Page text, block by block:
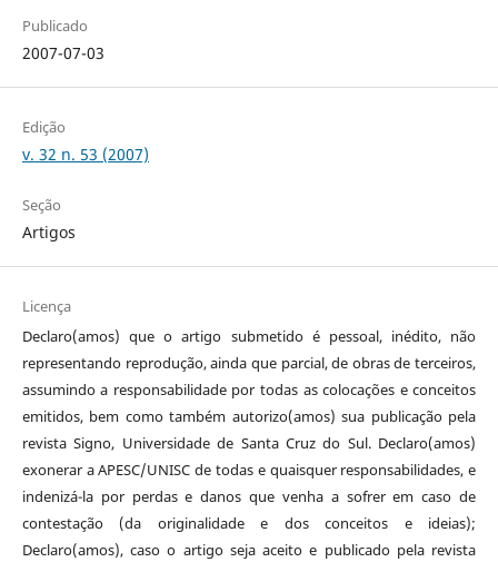
Publicado
2007-07-03
Edição
v. 32 n. 53 (2007)
Seção
Artigos
Licença
Declaro(amos) que o artigo submetido é pessoal, inédito, não
representando reprodução, ainda que parcial, de obras de terceiros,
assumindo a responsabilidade por todas as colocações e conceitos
emitidos, bem como também autorizo(amos) sua publicação pela
revista Signo, Universidade de Santa Cruz do Sul. Declaro(amos)
exonerar a APESC/UNISC de todas e quaisquer responsabilidades, e
indenizá-la por perdas e danos que venha a sofrer em caso de
contestação (da originalidade e dos conceitos e ideias);
Declaro(amos), caso o artigo seja aceito e publicado pela revista